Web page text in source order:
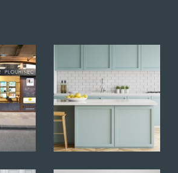
le contact humain que
avec nos clients est le cœur
et nous permet
performances de vente. A
moyens de communication
notamment la mise en avant
l'ensemble des portails